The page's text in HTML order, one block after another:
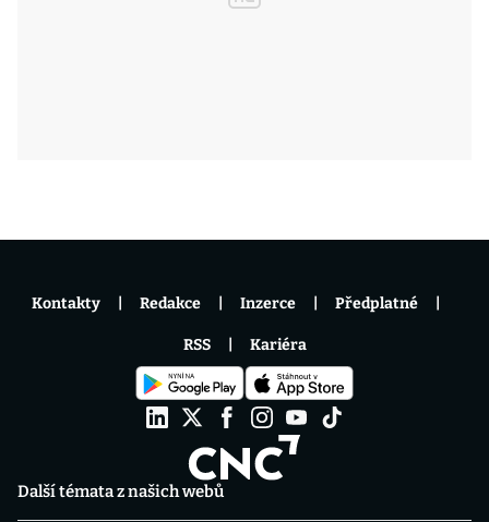
Další témata z našich webů
Kontakty Redakce Inzerce Předplatné
RSS Kariéra